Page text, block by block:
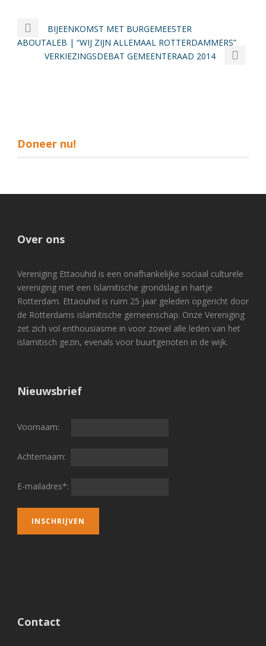
BIJEENKOMST MET BURGEMEESTER
ABOUTALEB | “WIJ ZIJN ALLEMAAL ROTTERDAMMERS”
VERKIEZINGSDEBAT GEMEENTERAAD 2014
Doneer nu!
Over ons
Vereniging Ettaouhid is een onafhankelijke sociaal culturele
vereniging met een Islamitische grondslag in hartje
Rotterdam. Ettaouhid is ruim 25 jaar geleden opgericht door
de Rotterdams islamitische gemeenschap. Onze Vereniging
zet zich vol enthousiasme in voor zowel alle leden van het
islamitisch gezin, evenals voor buurtgenoten in de wijk.
Nieuwsbrief
Voornaam:
Achternaam:
E-mailadres*:
Contact